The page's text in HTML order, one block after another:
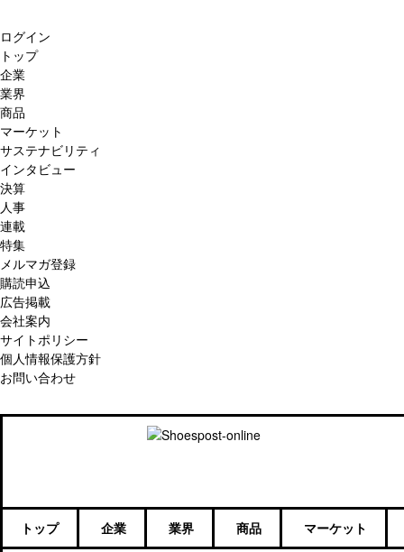
ログイン
トップ
企業
業界
商品
マーケット
サステナビリティ
インタビュー
決算
人事
連載
特集
メルマガ登録
購読申込
広告掲載
会社案内
サイトポリシー
個人情報保護方針
お問い合わせ
トップ 企業 業界 商品 マーケット